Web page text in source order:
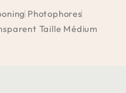
Photophores
Taille Médium